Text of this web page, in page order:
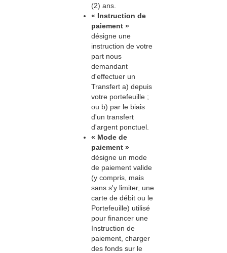
(2) ans.
« Instruction de
paiement »
désigne une
instruction de votre
part nous
demandant
d'effectuer un
Transfert a) depuis
votre portefeuille ;
ou b) par le biais
d'un transfert
d'argent ponctuel.
« Mode de
paiement »
désigne un mode
de paiement valide
(y compris, mais
sans s'y limiter, une
carte de débit ou le
Portefeuille) utilisé
pour financer une
Instruction de
paiement, charger
des fonds sur le